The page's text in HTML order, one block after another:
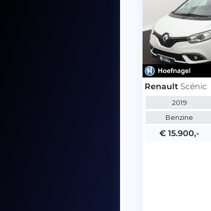
Renault Scénic
2019
Benzine
€ 15.900,-